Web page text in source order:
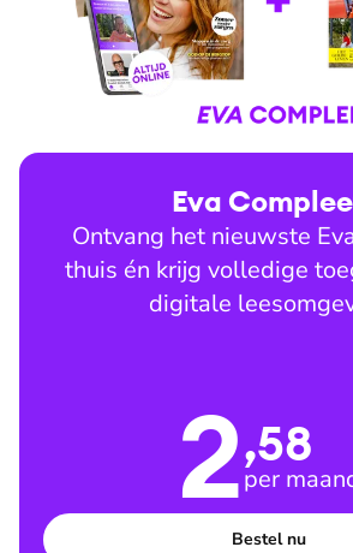
Eva
Ontvang het nieuwste
thuis én krijg volledige
digitale
2,58
per
Bestel nu